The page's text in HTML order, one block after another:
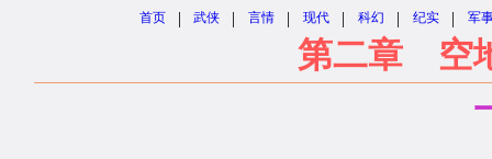
首页 | 武侠 | 言情 | 现代 | 科幻 | 纪实 | 军
第二章 空